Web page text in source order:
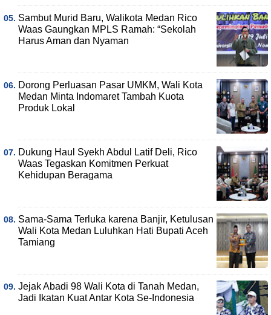
Sambut Murid Baru, Walikota Medan Rico
Waas Gaungkan MPLS Ramah: “Sekolah
Harus Aman dan Nyaman
Dorong Perluasan Pasar UMKM, Wali Kota
Medan Minta Indomaret Tambah Kuota
Produk Lokal
Dukung Haul Syekh Abdul Latif Deli, Rico
Waas Tegaskan Komitmen Perkuat
Kehidupan Beragama
Sama-Sama Terluka karena Banjir, Ketulusan
Wali Kota Medan Luluhkan Hati Bupati Aceh
Tamiang
Jejak Abadi 98 Wali Kota di Tanah Medan,
Jadi Ikatan Kuat Antar Kota Se-Indonesia